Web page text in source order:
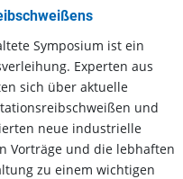
Symposium ist ein
Experten aus
sich über aktuelle
und
neue industrielle
Vorträge und die lebhaften
zu einem wichtigen